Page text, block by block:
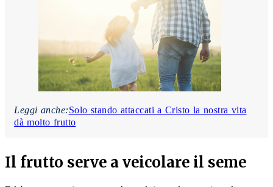
Leggi anche:Solo stando attaccati a Cristo la nostra vita
dà molto frutto
Il frutto serve a veicolare il seme